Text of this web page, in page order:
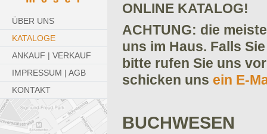
ÜBER UNS
KATALOGE
ANKAUF | VERKAUF
IMPRESSUM | AGB
KONTAKT
ONLINE KATALOG!
ACHTUNG: die
uns im Haus. Falls
bitte rufen Sie uns
schicken uns ein E-
BUCHWESEN